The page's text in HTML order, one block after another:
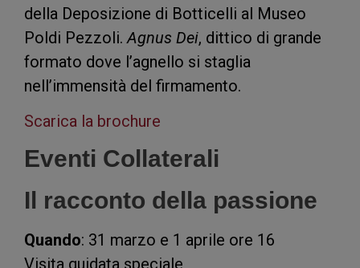
della Deposizione di Botticelli al Museo
Poldi Pezzoli. Agnus Dei, dittico di grande
formato dove l’agnello si staglia
nell’immensità del firmamento.
Scarica la brochure
Eventi Collaterali
Il racconto della passione
Quando: 31 marzo e 1 aprile ore 16